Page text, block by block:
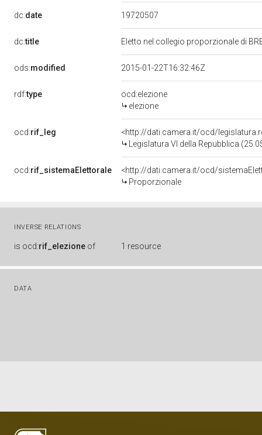
dc:date 19720507
dc:title Eletto nel collegio proporzionale di
ods:modified 2015-01-22T16:32:46Z
rdf:type
ocd:elezione
elezione
ocd:rif_leg
<http://dati.camera.it/ocd/
Legislatura VI della Repubblica
ocd:rif_sistemaElettorale
<http://dati.camera.it/ocd/
Proporzionale
INVERSE RELATIONS
is ocd:rif_elezione of 1 resource
DATA